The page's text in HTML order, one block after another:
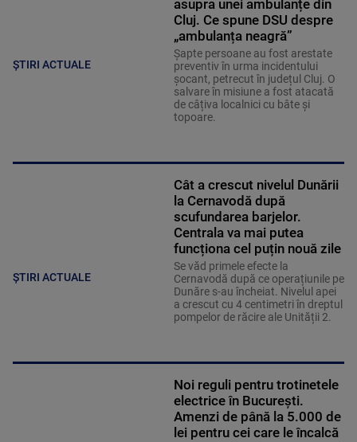
ȘTIRI ACTUALE
asupra unei ambulanțe din
Cluj. Ce spune DSU despre
„ambulanța neagră”
Șapte persoane au fost arestate
preventiv în urma incidentului
șocant, petrecut în județul Cluj. O
salvare în misiune a fost atacată
de câțiva localnici cu bâte și
topoare.
ȘTIRI ACTUALE
Cât a crescut nivelul Dunării
la Cernavodă după
scufundarea barjelor.
Centrala va mai putea
funcționa cel puțin nouă zile
Se văd primele efecte la
Cernavodă după ce operațiunile pe
Dunăre s-au încheiat. Nivelul apei
a crescut cu 4 centimetri în dreptul
pompelor de răcire ale Unității 2.
Noi reguli pentru trotinetele
electrice în București.
Amenzi de până la 5.000 de
lei pentru cei care le încalcă